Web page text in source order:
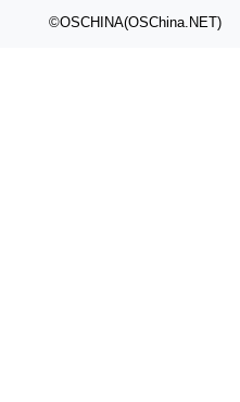
©OSCHINA(OSChina.NET)